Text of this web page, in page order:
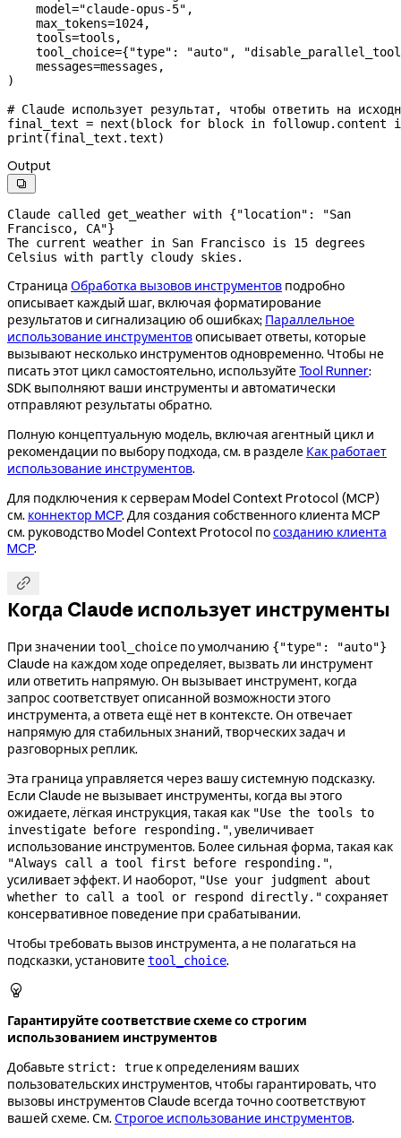
    model
="claude-opus-5" ,
    max_tokens
=1024,
    tools
=tools,
    tool_choice
={"type" : "auto" ,
    messages
=messages,
)
# Claude использует результат, чтобы ответить на
final_text = next (block for block in followup.content
print (final_text.text)
Output

Claude called get_weather with {"location": "San
Francisco, CA"}
The current weather in San Francisco is 15 degrees
Celsius with partly cloudy skies.
Страница Обработка вызовов инструментов подробно
описывает каждый шаг, включая форматирование
результатов и сигнализацию об ошибках; Параллельное
использование инструментовописывает ответы, которые
вызывают несколько инструментов одновременно. Чтобы не
писать этот цикл самостоятельно, используйтеTool Runner:
SDK выполняют ваши инструменты и автоматически
отправляют результаты обратно.
Полную концептуальную модель, включая агентный цикл и
рекомендации по выбору подхода, см. в разделе Как работает
использование инструментов.
Для подключения к серверам Model Context Protocol (MCP)
см. коннектор MCP. Для создания собственного клиента MCP
см. руководство Model Context Protocol посозданию клиента
MCP.

Когда Claude использует инструменты
При значении tool_choice по умолчанию {"type": "auto"}
Claude на каждом ходе определяет, вызвать ли инструмент
или ответить напрямую. Он вызывает инструмент, когда
запрос соответствует описанной возможности этого
инструмента, а ответа ещё нет в контексте. Он отвечает
напрямую для стабильных знаний, творческих задач и
разговорных реплик.
Эта граница управляется через вашу системную подсказку.
Если Claude не вызывает инструменты, когда вы этого
ожидаете, лёгкая инструкция, такая как "Use the tools to
investigate before responding.", увеличивает
использование инструментов. Более сильная форма, такая как
"Always call a tool first before responding.",
усиливает эффект. И наоборот, "Use your judgment about
whether to call a tool or respond directly." сохраняет
консервативное поведение при срабатывании.
Чтобы требовать вызов инструмента, а не полагаться на
подсказки, установитеtool_choice.

Гарантируйте соответствие схеме со строгим
использованием инструментов
Добавьте strict: true к определениям ваших
пользовательских инструментов, чтобы гарантировать, что
вызовы инструментов Claude всегда точно соответствуют
вашей схеме. См. Строгое использование инструментов.